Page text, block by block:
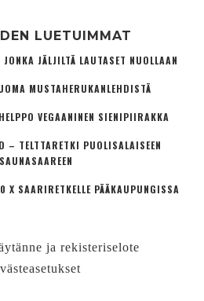
LUETUIMMAT
JÄLJILTÄ LAUTASET NUOLLAAN
MUSTAHERUKANLEHDISTÄ
VEGAANINEN SIENIPIIRAKKA
– TELTTARETKI PUOLISALAISEEN
SAUNASAAREEN
X SAARIRETKELLE PÄÄKAUPUNGISSA
ja rekisteriselote